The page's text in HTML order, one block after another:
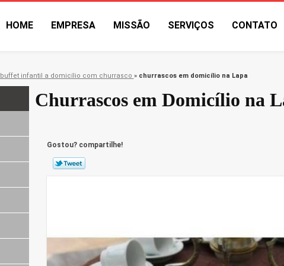
HOME EMPRESA MISSÃO SERVIÇOS CONTATO
buffet infantil a domicílio com churrasco » churrascos em domicílio na Lapa
Churrascos em Domicílio na
Gostou? compartilhe!